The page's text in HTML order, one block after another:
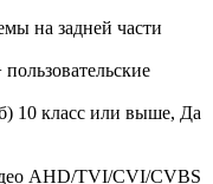
на задней части
пользовательские
10 класс или выше, Да
AHD/TVI/CVI/CVBS